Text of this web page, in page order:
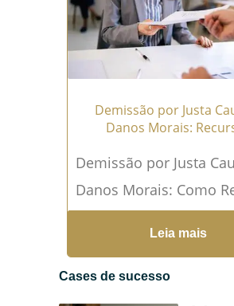
Demissão por Justa
Danos Morais:
Demissão por Justa
Danos Morais: Como
a Situação e Exigir Seus
Direitos na Justiça Ser
demitido por justa
Leia mais
Cases de sucesso